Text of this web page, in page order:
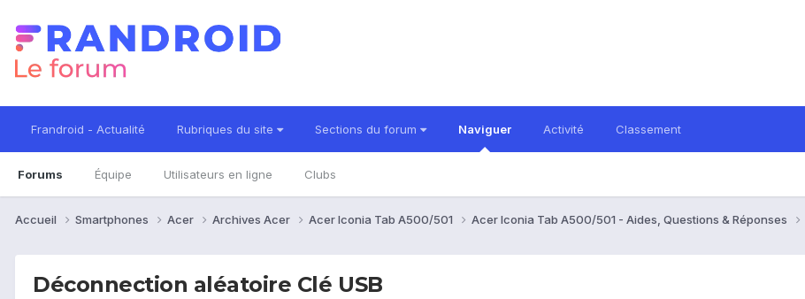
Frandroid - Actualité Rubriques du site Sections du forum Naviguer
Forums Équipe Utilisateurs en ligne Clubs
Activité Classement
Accueil Smartphones Acer Archives Acer Acer Iconia Tab A500/501 Acer Iconia Tab A500/501 - Aides, Questions & Réponses
Déconnection aléatoire Clé USB